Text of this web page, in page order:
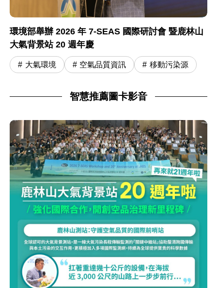
環境部舉辦 2026 年 7-SEAS 國際研討會 暨鹿林山
大氣背景站 20 週年慶
大氣環境 空氣品質資訊 移動污染源
智慧推薦圖卡影音